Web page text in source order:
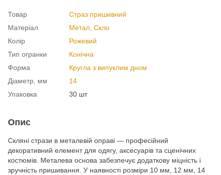
Товар
Страз пришивний
Матеріал
Метал, Cкло
Колір
Рожевий
Тип огранки
Конічна
Форма
Кругла з випуклим дном
Діаметр, мм
14
Упаковка
30 шт
Опис
Скляні стрази в металевій оправі — професійний
декоративний елемент для одягу, аксесуарів та сценічних
костюмів. Металева основа забезпечує додаткову міцність і
зручність пришивання. У наявності розміри 10 мм, 12 мм, 14